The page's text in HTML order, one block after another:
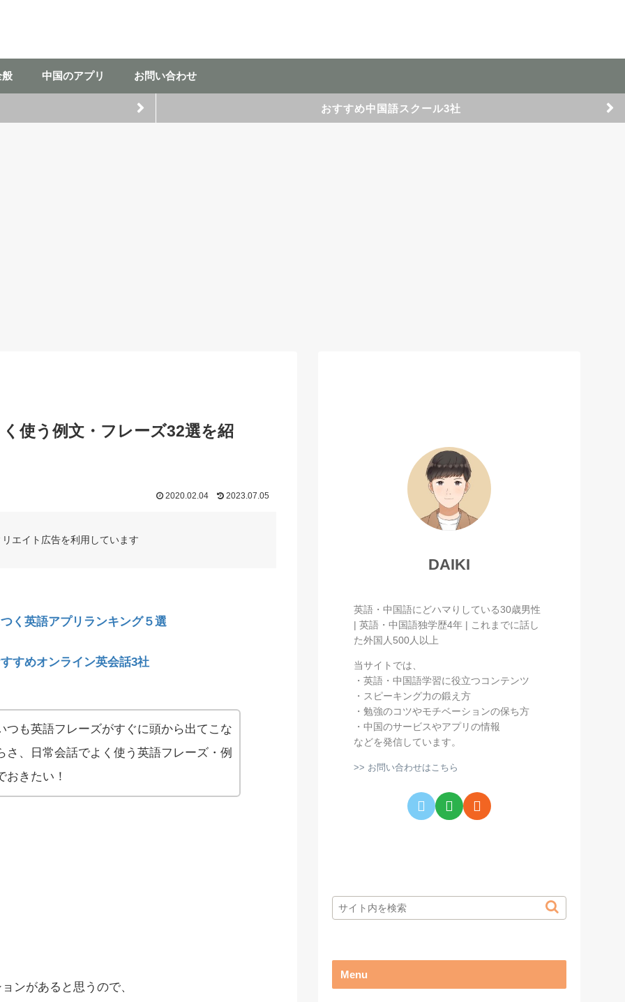
般 中国のアプリ お問い合わせ
おすすめ中国語スクール3社
使う例文・フレーズ32選を紹
2020.02.04 2023.07.05
エイト広告を利用しています
く英語アプリランキング５選
すめオンライン英会話3社
つも英語フレーズがすぐに頭から出てこな
さ、日常会話でよく使う英語フレーズ・例
おきたい！
ンがあると思うので、
DAIKI
英語・中国語にどハマりしている30歳男性
| 英語・中国語独学歴4年 | これまでに話し
た外国人500人以上
当サイトでは、
・英語・中国語学習に役立つコンテンツ
・スピーキング力の鍛え方
・勉強のコツやモチベーションの保ち方
・中国のサービスやアプリの情報
などを発信しています。
>> お問い合わせはこちら
Menu